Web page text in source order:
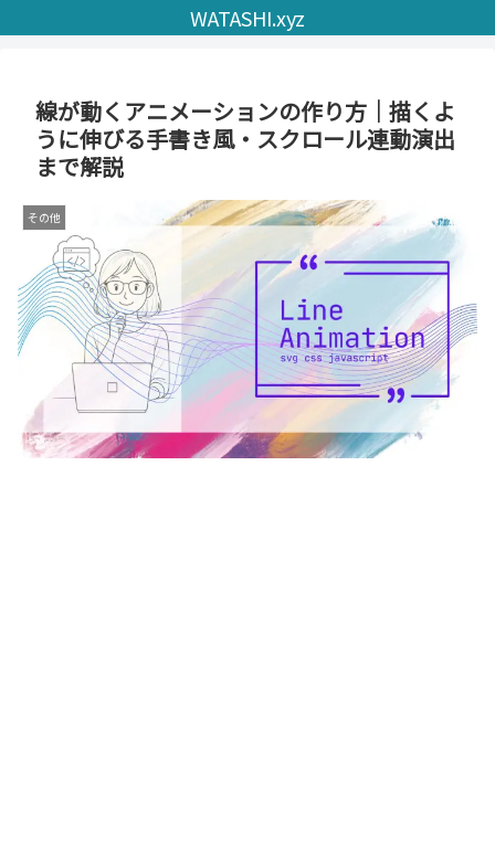
WATASHI.xyz
線が動くアニメーションの作り方｜描くよ
うに伸びる手書き風・スクロール連動演出
まで解説
その他